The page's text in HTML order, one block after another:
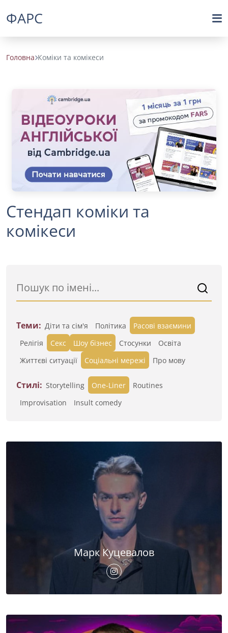
ФАРС
Головна Коміки та комікеси
Стендап коміки та
комікеси
Теми: Діти та сім'я Політика
Расові взаємини
Релігія
Секс Шоу бізнес Стосунки
Освіта
Життєві ситуації
Cоціальні мережі Про мову
Стилі: Storytelling One-Liner
Routines
Improvisation
Insult comedy
Марк Куцевалов